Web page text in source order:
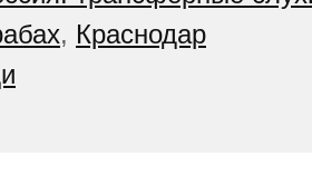
, Краснодар